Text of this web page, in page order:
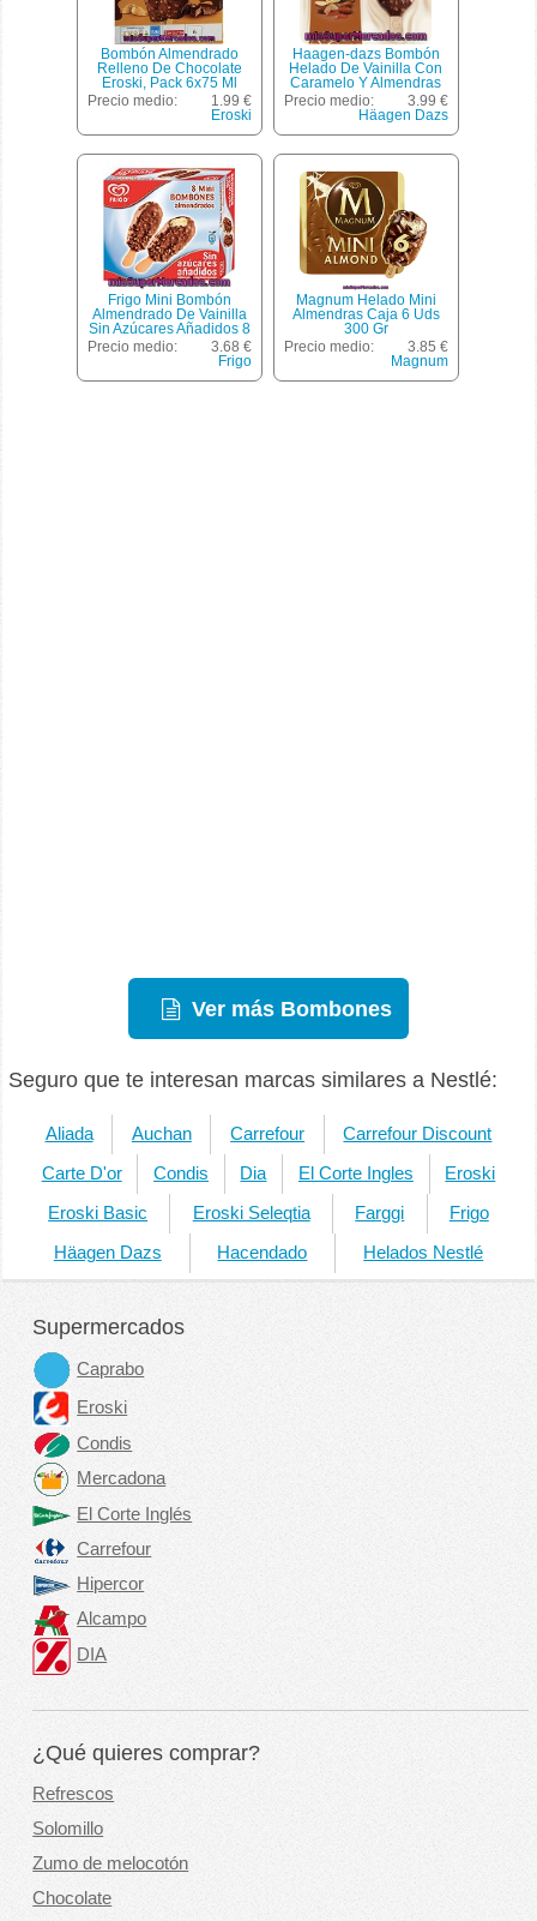
Bombón Almendrado
Relleno De Chocolate
Eroski, Pack 6x75 Ml
Precio medio:
1.99 €
Eroski
Haagen-dazs Bombón
Helado De Vainilla Con
Caramelo Y Almendras
3x80 Ml Estuche 240 Ml
Precio medio:
3.99 €
Häagen Dazs
Frigo Mini Bombón
Almendrado De Vainilla
Sin Azúcares Añadidos 8
Unidades Estuche 480 Ml
Precio medio:
3.68 €
Frigo
Magnum Helado Mini
Almendras Caja 6 Uds
300 Gr
Precio medio:
3.85 €
Magnum
Ver más Bombones
Seguro que te interesan marcas similares a Nestlé:
Aliada Auchan Carrefour Carrefour Discount
Carte D'or Condis Dia El Corte Ingles Eroski
Eroski Basic Eroski Seleqtia Farggi Frigo
Häagen Dazs Hacendado Helados Nestlé
Supermercados
Caprabo
Eroski
Condis
Mercadona
El Corte Inglés
Carrefour
Hipercor
Alcampo
DIA
¿Qué quieres comprar?
Refrescos
Solomillo
Zumo de melocotón
Chocolate